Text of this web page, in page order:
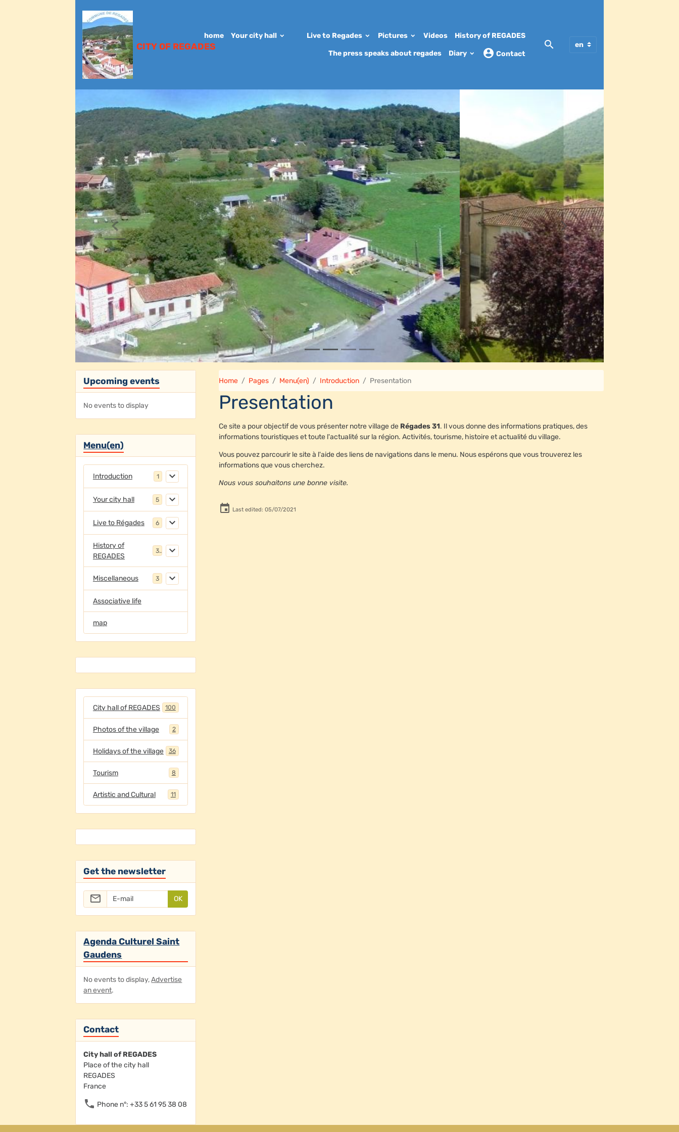
CITY OF REGADES
home Your city hall Live to Regades Pictures Videos History of REGADES
The press speaks about regades Diary Contact
Home Pages Menu(en) Introduction Presentation
Presentation
Ce site a pour objectif de vous présenter notre village de Régades 31. Il vous donne des informations pratiques, des
informations touristiques et toute l'actualité sur la région. Activités, tourisme, histoire et actualité du village.
Vous pouvez parcourir le site à l'aide des liens de navigations dans le menu. Nous espérons que vous trouverez les
informations que vous cherchez.
Nous vous souhaitons une bonne visite.
Last edited: 05/07/2021
Upcoming events
No events to display
Menu(en)
Introduction 1
Your city hall 5
Live to Régades 6
History of
REGADES
3
Miscellaneous 3
Associative life
map
City hall of REGADES 100
Photos of the village 2
Holidays of the village 36
Tourism 8
Artistic and Cultural 11
Get the newsletter
OK
Agenda Culturel Saint
Gaudens
No events to display,Advertise
an event.
Contact
City hall of REGADES
Place of the city hall
REGADES
France
Phone n°: +33 5 61 95 38 08